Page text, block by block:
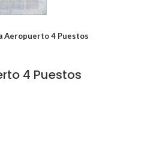
Aeropuerto 4 Puestos
4 Puestos